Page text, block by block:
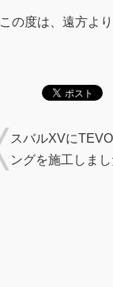
この度は、遠方よ
スバルXVに
ングを施工しまし